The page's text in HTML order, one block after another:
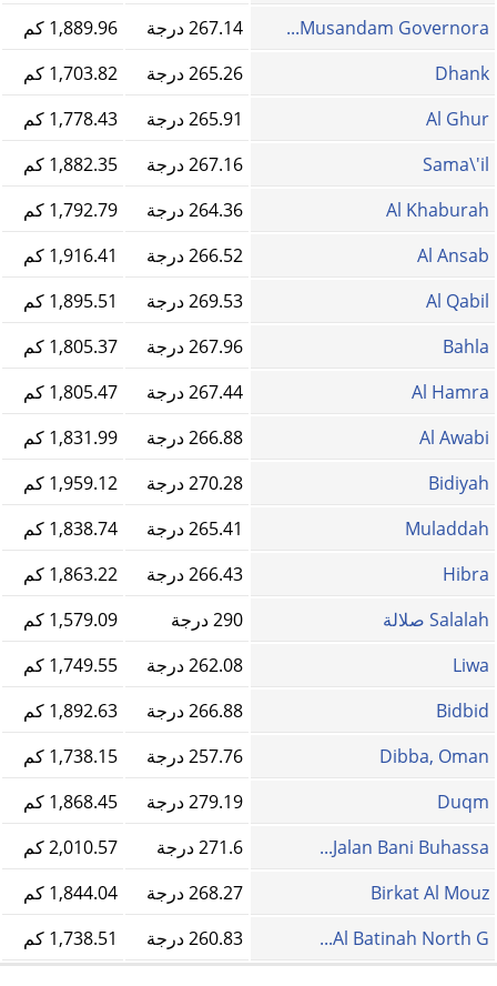
Musandam Governora...
267.14 درجة
1,889.96 كم
Dhank
265.26 درجة
1,703.82 كم
Al Ghur
265.91 درجة
1,778.43 كم
Sama\'il
267.16 درجة
1,882.35 كم
Al Khaburah
264.36 درجة
1,792.79 كم
Al Ansab
266.52 درجة
1,916.41 كم
Al Qabil
269.53 درجة
1,895.51 كم
Bahla
267.96 درجة
1,805.37 كم
Al Hamra
267.44 درجة
1,805.47 كم
Al Awabi
266.88 درجة
1,831.99 كم
Bidiyah
270.28 درجة
1,959.12 كم
Muladdah
265.41 درجة
1,838.74 كم
Hibra
266.43 درجة
1,863.22 كم
Salalah صلالة
290 درجة
1,579.09 كم
Liwa
262.08 درجة
1,749.55 كم
Bidbid
266.88 درجة
1,892.63 كم
Dibba, Oman
257.76 درجة
1,738.15 كم
Duqm
279.19 درجة
1,868.45 كم
Jalan Bani Buhassa...
271.6 درجة
2,010.57 كم
Birkat Al Mouz
268.27 درجة
1,844.04 كم
Al Batinah North G...
260.83 درجة 1,738.51 كم